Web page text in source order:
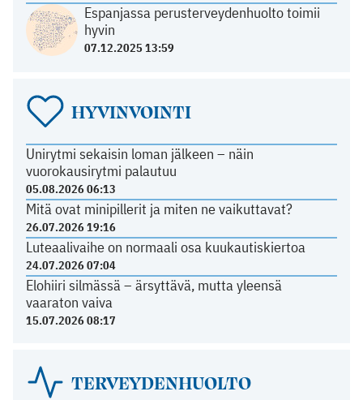
Espanjassa perusterveydenhuolto toimii
hyvin
07.12.2025 13:59
HYVINVOINTI
Unirytmi sekaisin loman jälkeen – näin
vuorokausirytmi palautuu
05.08.2026 06:13
Mitä ovat minipillerit ja miten ne vaikuttavat?
26.07.2026 19:16
Luteaalivaihe on normaali osa kuukautiskiertoa
24.07.2026 07:04
Elohiiri silmässä – ärsyttävä, mutta yleensä
vaaraton vaiva
15.07.2026 08:17
TERVEYDENHUOLTO